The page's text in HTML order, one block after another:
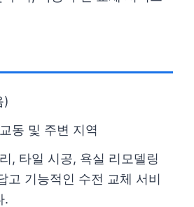
)
동 및 주변 지역
, 타일 시공, 욕실 리모델링
고 기능적인 수전 교체 서비
.